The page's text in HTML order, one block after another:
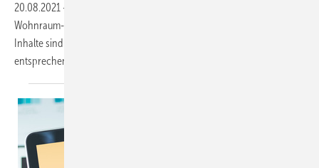
20.08.2021 -
Wohnraum-Lüftung einen E-Learning Kurs mit DENA-Punkten an.
Inhalte sind die Inspektion und Reinigung von Lüftungsanlagen sowie
entsprechende